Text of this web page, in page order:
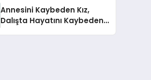
Annesini Kaybeden Kız,
Dalışta Hayatını Kaybeden